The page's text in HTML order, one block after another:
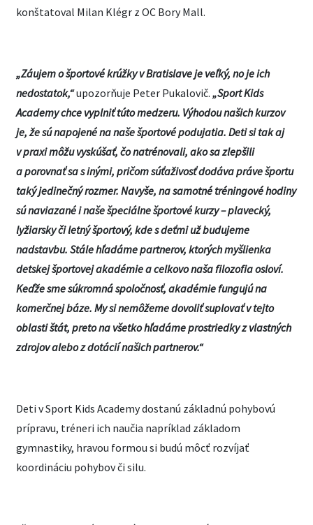
konštatoval Milan Klégr z OC Bory Mall.
„Záujem o športové krúžky v Bratislave je veľký, no je ich
nedostatok,“upozorňuje Peter Pukalovič. „Sport Kids
Academy chce vyplniť túto medzeru. Výhodou našich kurzov
je, že sú napojené na naše športové podujatia. Deti si tak aj
v praxi môžu vyskúšať, čo natrénovali, ako sa zlepšili
a porovnať sa s inými, pričom súťaživosť dodáva práve športu
taký jedinečný rozmer. Navyše, na samotné tréningové hodiny
sú naviazané i naše špeciálne športové kurzy – plavecký,
lyžiarsky či letný športový, kde s deťmi už budujeme
nadstavbu. Stále hľadáme partnerov, ktorých myšlienka
detskej športovej akadémie a celkovo naša filozofia osloví.
Keďže sme súkromná spoločnosť, akadémie fungujú na
komerčnej báze. My si nemôžeme dovoliť suplovať v tejto
oblasti štát, preto na všetko hľadáme prostriedky z vlastných
zdrojov alebo z dotácií našich partnerov.“
Deti v Sport Kids Academy dostanú základnú pohybovú
prípravu, tréneri ich naučia napríklad základom
gymnastiky, hravou formou si budú môcť rozvíjať
koordináciu pohybov či silu.